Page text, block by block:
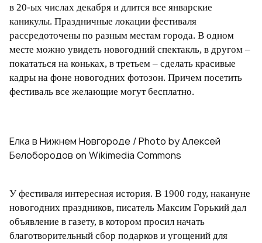
в 20-ых числах декабря и длится все январские
каникулы. Праздничные локации фестиваля
рассредоточены по разным местам города. В одном
месте можно увидеть новогодний спектакль, в другом –
покататься на коньках, в третьем – сделать красивые
кадры на фоне новогодних фотозон. Причем посетить
фестиваль все желающие могут бесплатно.
Елка в Нижнем Новгороде / Photo by Алексей
Белобородов on Wikimedia Commons
У фестиваля интересная история. В 1900 году, накануне
новогодних праздников, писатель Максим Горький дал
объявление в газету, в котором просил начать
благотворительный сбор подарков и угощений для